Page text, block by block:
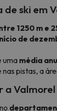
ski em
1250 m e
de
uma média
pistas, a
a Valmorel